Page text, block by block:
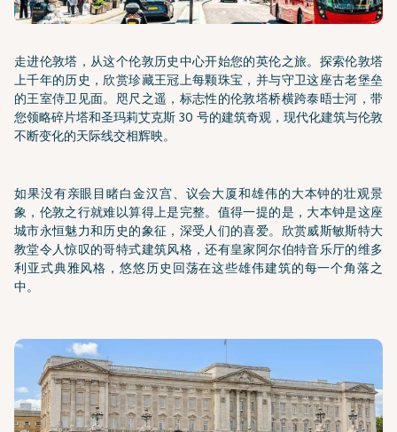
走进伦敦塔，从这个伦敦历史中心开始您的英伦之旅。探索伦敦塔
上千年的历史，欣赏珍藏王冠上每颗珠宝，并与守卫这座古老堡垒
的王室侍卫见面。咫尺之遥，标志性的伦敦塔桥横跨泰晤士河，带
您领略碎片塔和圣玛莉艾克斯 30 号的建筑奇观，现代化建筑与伦敦
不断变化的天际线交相辉映。
如果没有亲眼目睹白金汉宫、议会大厦和雄伟的大本钟的壮观景
象，伦敦之行就难以算得上是完整。值得一提的是，大本钟是这座
城市永恒魅力和历史的象征，深受人们的喜爱。欣赏威斯敏斯特大
教堂令人惊叹的哥特式建筑风格，还有皇家阿尔伯特音乐厅的维多
利亚式典雅风格，悠悠历史回荡在这些雄伟建筑的每一个角落之
中。